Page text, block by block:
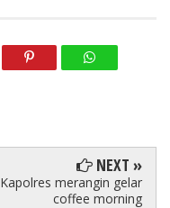
NEXT »
Kapolres merangin gelar
coffee morning